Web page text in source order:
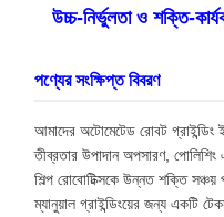
উচ্চ-নির্ভুলতা ও শক্তি-
পণ্যের সংক্ষিপ্ত বিবরণ
আমাদের অটোমেটেড রোবট গ্রাইন্ডিং
তীব্রতার উপাদান অপসারণ,
শিল্প রোবোটিক্সকে উন্নত শক্তি
ম্যানুয়াল গ্রাইন্ডিংয়ের জন্য একটি